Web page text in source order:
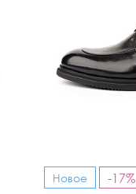
Новое -17%